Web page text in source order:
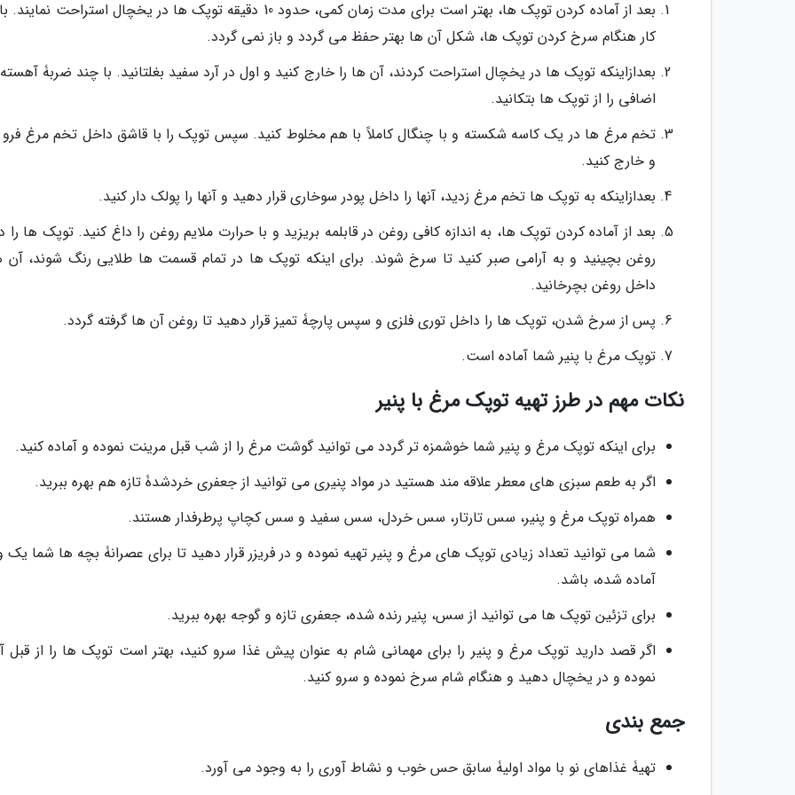
بعد از آماده کردن توپک ها، بهتر است برای مدت زمان کمی، حدود 10 دقیقه توپک ها در یخچال استراحت
کار هنگام سرخ کردن توپک ها، شکل آن ها بهتر حفظ می گردد و باز نمی گردد.
بعدازاینکه توپک ها در یخچال استراحت کردند، آن ها را خارج کنید و اول در آرد سفید بغلتانید. با چند ضربۀ
اضافی را از توپک ها بتکانید.
تخم مرغ ها در یک کاسه شکسته و با چنگال کاملاً با هم مخلوط کنید. سپس توپک را با قاشق داخل تخم مرغ فرو
و خارج کنید.
بعدازاینکه به توپک ها تخم مرغ زدید، آنها را داخل پودر سوخاری قرار دهید و آنها را پولک دار کنید.
بعد از آماده کردن توپک ها، به اندازه کافی روغن در قابلمه بریزید و با حرارت ملایم روغن را داغ کنید. توپک ها را
روغن بچینید و به آرامی صبر کنید تا سرخ شوند. برای اینکه توپک ها در تمام قسمت ها طلایی رنگ شوند، آن
داخل روغن بچرخانید.
پس از سرخ شدن، توپک ها را داخل توری فلزی و سپس پارچۀ تمیز قرار دهید تا روغن آن ها گرفته گردد.
توپک مرغ با پنیر شما آماده است.
نکات مهم در طرز تهیه توپک مرغ با پنیر
برای اینکه توپک مرغ و پنیر شما خوشمزه تر گردد می توانید گوشت مرغ را از شب قبل مرینت نموده و آماده کنید.
اگر به طعم سبزی های معطر علاقه مند هستید در مواد پنیری می توانید از جعفری خردشدۀ تازه هم بهره ببرید.
همراه توپک مرغ و پنیر، سس تارتار، سس خردل، سس سفید و سس کچاپ پرطرفدار هستند.
شما می توانید تعداد زیادی توپک های مرغ و پنیر تهیه نموده و در فریزر قرار دهید تا برای عصرانۀ بچه ها شما یک
آماده شده، باشد.
برای تزئین توپک ها می توانید از سس، پنیر رنده شده، جعفری تازه و گوجه بهره ببرید.
اگر قصد دارید توپک مرغ و پنیر را برای مهمانی شام به عنوان پیش غذا سرو کنید، بهتر است توپک ها را از قبل
نموده و در یخچال دهید و هنگام شام سرخ نموده و سرو کنید.
جمع بندی
تهیۀ غذاهای نو با مواد اولیۀ سابق حس خوب و نشاط آوری را به وجود می آورد.